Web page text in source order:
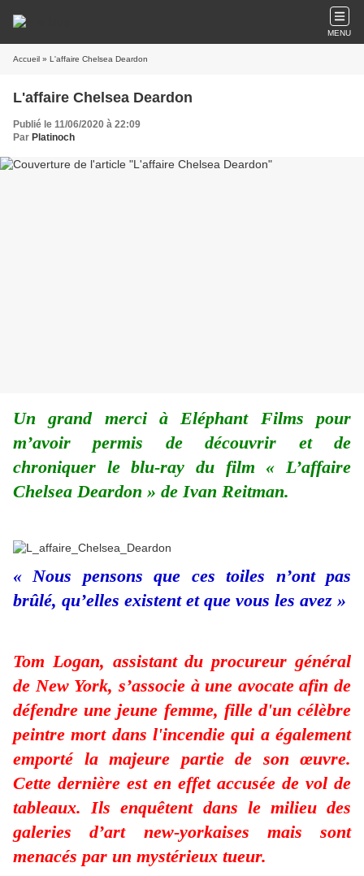
MENU
Accueil » L'affaire Chelsea Deardon
L'affaire Chelsea Deardon
Publié le 11/06/2020 à 22:09
Par Platinoch
Un grand merci à Eléphant Films pour
m’avoir permis de découvrir et de
chroniquer le blu-ray du film « L’affaire
Chelsea Deardon » de Ivan Reitman.
« Nous pensons que ces toiles n’ont pas
brûlé, qu’elles existent et que vous les avez »
Tom Logan, assistant du procureur général
de New York, s’associe à une avocate afin de
défendre une jeune femme, fille d'un célèbre
peintre mort dans l'incendie qui a également
emporté la majeure partie de son œuvre.
Cette dernière est en effet accusée de vol de
tableaux. Ils enquêtent dans le milieu des
galeries d’art new-yorkaises mais sont
menacés par un mystérieux tueur.